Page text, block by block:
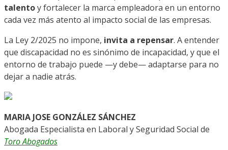
talentoy fortalecer la marca empleadora en un entorno
cada vez más atento al impacto social de las empresas.
La Ley 2/2025 no impone, invita a repensar. A entender
que discapacidad no es sinónimo de incapacidad, y que el
entorno de trabajo puede —y debe— adaptarse para no
dejar a nadie atrás.
MARIA JOSE GONZÁLEZ SÁNCHEZ
Abogada Especialista en Laboral y Seguridad Social de
Toro Abogados